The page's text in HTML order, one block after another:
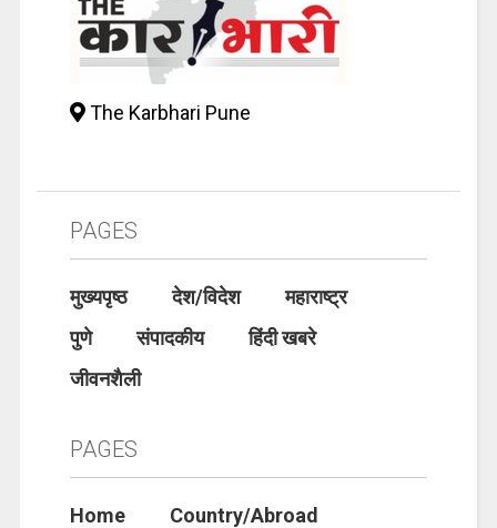
The Karbhari Pune
PAGES
मुख्यपृष्ठ देश/विदेश
महाराष्ट्र
पुणे
संपादकीय
हिंदी खबरे
जीवनशैली
PAGES
Home Country/Abroad